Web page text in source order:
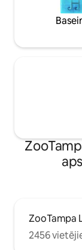
ZooTampa
2456